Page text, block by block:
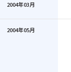
2004年03月
2004年05月